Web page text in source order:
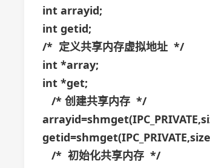
int arrayid;
int getid;
/* 定义共享内存虚拟地址 */
int *array;
int *get;
/* 创建共享内存 */
/* 初始化共享内存 */